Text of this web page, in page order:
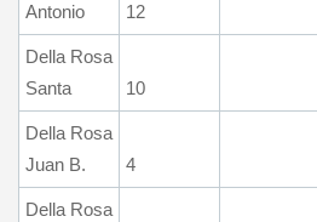
Antonio
12
Della Rosa
Santa
10
Della Rosa
Juan B.
4
Della Rosa